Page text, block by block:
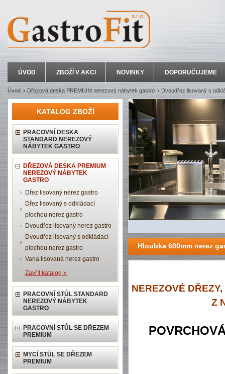
ÚVOD ZBOŽÍ V AKCI NOVINKY DOPORUČUJEME
Úvod Dřezová deska PREMIUM nerezový nábytek gastro Dvoudřez lisovaný s
KATALOG ZBOŽÍ
PRACOVNÍ DESKA
STANDARD NEREZOVÝ
NÁBYTEK GASTRO
DŘEZOVÁ DESKA PREMIUM
NEREZOVÝ NÁBYTEK
GASTRO
Dřez lisovaný nerez gastro
Dřez lisovaný s odkládací
plochou nerez gastro
Dvoudřez lisovaný nerez gastro
Dvoudřez lisovaný s odkládací
plochou nerez gastro
Vana lisovaná nerez gastro
Zavřít katalog »
PRACOVNÍ STŮL STANDARD
NEREZOVÝ NÁBYTEK
GASTRO
PRACOVNÍ STŮL SE DŘEZEM
PREMIUM
MYCÍ STŮL SE DŘEZEM
PREMIUM
Hloubka 600mm nerez
NEREZOVÉ
Z